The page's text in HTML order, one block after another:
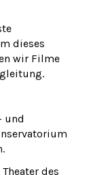
dieses
wir Filme
und
des